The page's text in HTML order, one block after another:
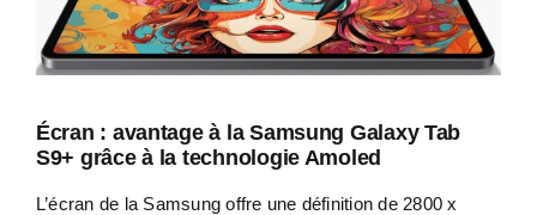
Écran : avantage à la Samsung Galaxy Tab
S9+ grâce à la technologie Amoled
L’écran de la Samsung offre une définition de 2800 x